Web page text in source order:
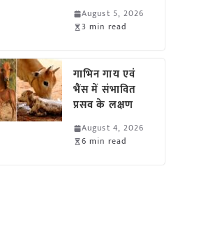
August 5, 2026
3 min read
गाभिन गाय एवं
भैंस में संभावित
प्रसव के लक्षण
August 4, 2026
6 min read